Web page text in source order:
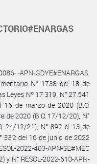
-APN-GDYE#ENARGAS,
N° 1738 del 18 de
Leyes Nº 17.319, N° 27.541
16 de marzo de 2020 (B.O.
de 2020 (B.O. 17/12/20), N°
24/12/21), N° 892 el 13 de
332 del 16 de junio de 2022
2022-403-APN-SE#MEC
y N° RESOL-2022-610-APN-